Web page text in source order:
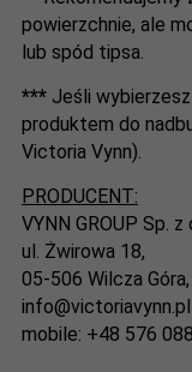
powierzchnie, ale
lub spód tipsa.
*** Jeśli
produktem do
Victoria Vynn).
PRODUCENT:
VYNN GROUP Sp. z
ul. Żwirowa 18,
05-506 Wilcza
info@victoriavynn.pl
mobile: +48 576